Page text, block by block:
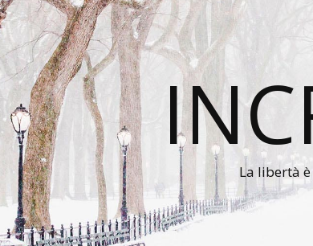
La libertà è